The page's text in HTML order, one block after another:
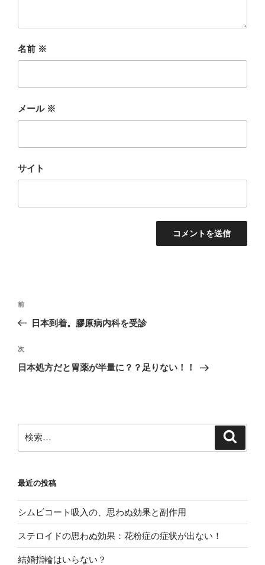
名前 ※
メール ※
サイト
投
ビ
ゲ
ン
前
の
稿
前
日本到着。膠原病内科を受診
次
の
次
日本処方だと胃薬が半量に？？足りない！！
索:
最近の投稿
シムビコート吸入の、思わぬ効果と副作用
ステロイドの思わぬ効果：花粉症の症状が出ない！
結婚指輪はいらない？